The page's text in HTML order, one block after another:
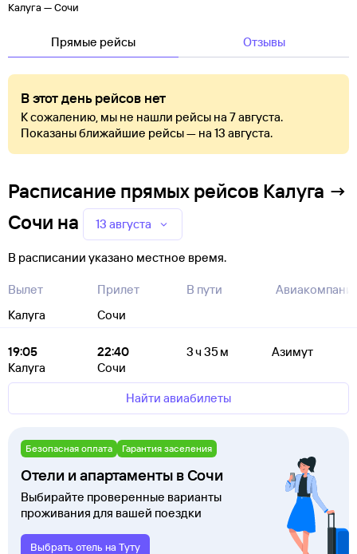
Калуга — Сочи
Прямые рейсы Отзывы
В этот день рейсов нет
К сожалению, мы не нашли рейсы на 7 августа.
Показаны ближайшие рейсы — на 13 августа.
Расписание прямых рейсов Калуга →
Сочи на 13 августа
В расписании указано местное время.
Вылет
Калуга
Прилет
Сочи
В пути
19:05
Калуга
22:40
Сочи
3 ч 35 м Азимут
Найти авиабилеты
Безопасная оплата Гарантия заселения
Отели и апартаменты в Сочи
Выбирайте проверенные варианты
проживания для вашей поездки
Выбрать отель на Туту